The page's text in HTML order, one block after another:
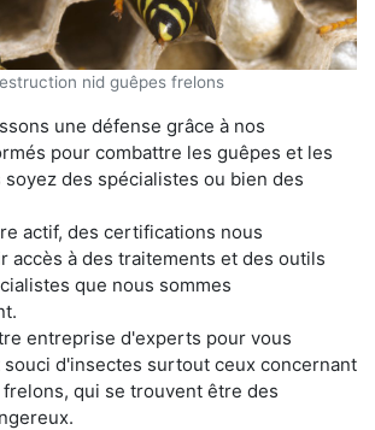
nid guêpes frelons
une défense grâce à nos
pour combattre les guêpes et les
des spécialistes ou bien des
actif, des certifications nous
accès à des traitements et des outils
que nous sommes
entreprise d'experts pour vous
d'insectes surtout ceux concernant
qui se trouvent être des